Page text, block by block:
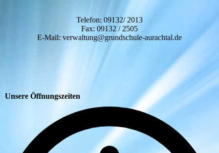
Telefon: 09132/ 2013
Fax: 09132 / 2505
E-Mail: verwaltung@grundschule-aurachtal.de
Unsere Öffnungszeiten